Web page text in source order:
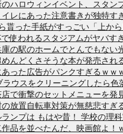
ハロウィンイベント、スタ
レにあった注意書きが独特す
貰った手紙がすっごい「上か
で使われるスタジアムがヤバす
の駅のホームでとんでもない
んどくさそうな本が発売され
った広告がパンクすぎるｗｗ
ラウスをクリーニングしたら
で衝撃のセットメニューを発
の放置自転車対策が無慈悲すぎ
ランプは もはや昔！ 学校の理
作品を並べたんだ、映画館よ！